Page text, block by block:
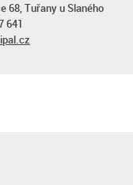
68, Tuřany u Slaného
641